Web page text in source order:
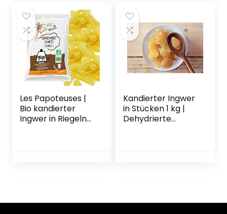
Les Papoteuses |
Bio kandierter
Ingwer in Riegeln
Konservierungsmit
Kandierter Ingwer
in Stücken 1 kg |
Dehydrierte
Blätter | IDEAL für